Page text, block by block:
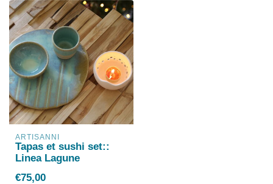
ARTISANNI
Tapas et sushi set::
Linea Lagune
€75,00